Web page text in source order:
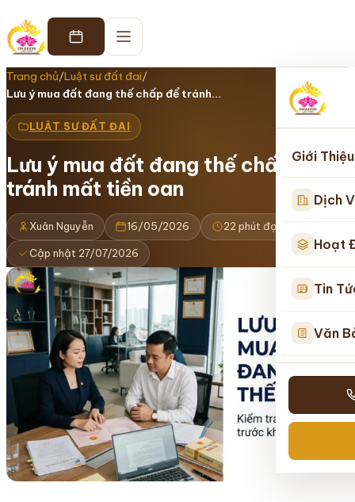
Giới Thiệu
Dịch
Hoạt
Tin
Văn
Trang chủ/Luật sư đất đai/
Lưu ý mua đất đang thế chấp để tránh…
LUẬT SƯ ĐẤT ĐAI
Lưu ý mua đất đang thế chấp để
tránh mất tiền oan
Xuân Nguyễn 16/05/2026 22 phút đọc
Cập nhật 27/07/2026